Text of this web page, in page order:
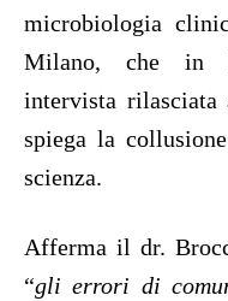
microbiologia
Milano, che in
intervista
spiega la
scienza.
Afferma il dr.
“gli errori di